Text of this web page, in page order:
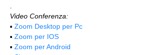
Video Conferenza:
▪️ Zoom Desktop per Pc
▪️ Zoom per IOS
▪️ Zoom per Android